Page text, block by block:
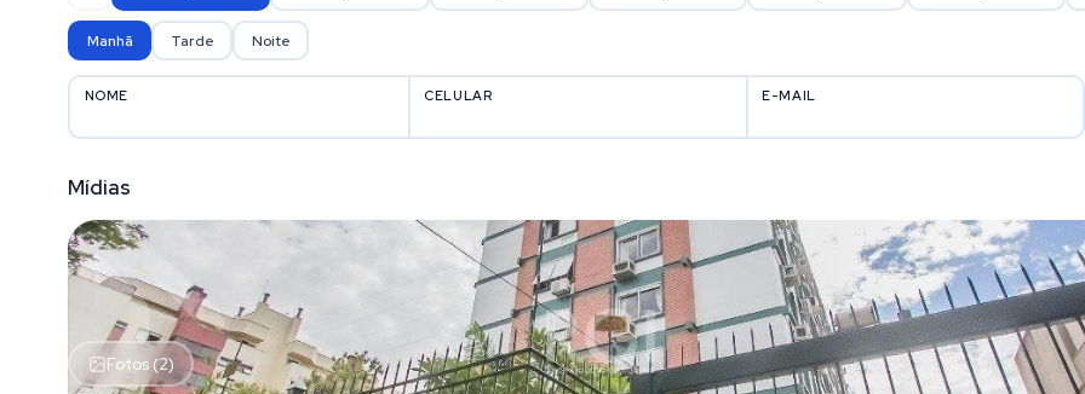
Manhã Tarde Noite
NOME CELULAR E-MAIL
Mídias
Fotos (2)